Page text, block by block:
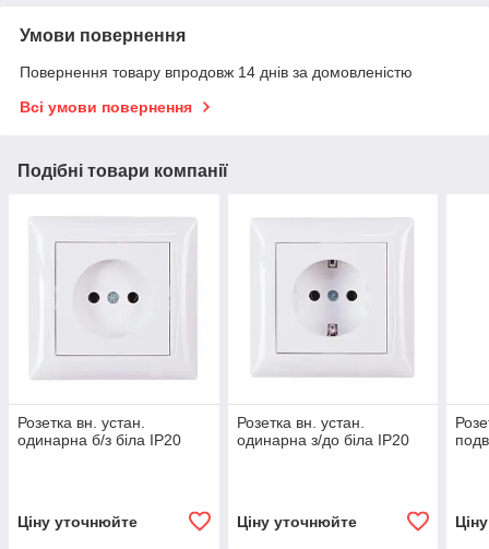
Умови повернення
Повернення товару впродовж 14 днів за домовленістю
Всі умови повернення
Подібні товари компанії
Розетка вн. устан.
одинарна б/з біла IP20
Ціну уточнюйте
Розетка вн. устан.
одинарна з/до біла IP20
Ціну уточнюйте